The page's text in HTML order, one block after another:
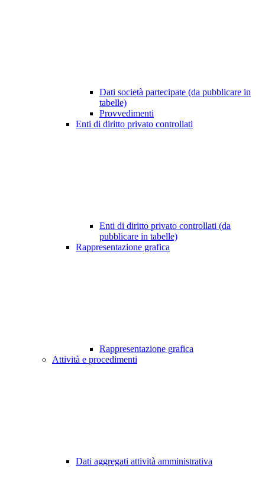
Dati società partecipate (da pubblicare in
tabelle)
Provvedimenti
Enti di diritto privato controllati
Enti di diritto privato controllati (da
pubblicare in tabelle)
Rappresentazione grafica
Rappresentazione grafica
Attività e procedimenti
Dati aggregati attività amministrativa